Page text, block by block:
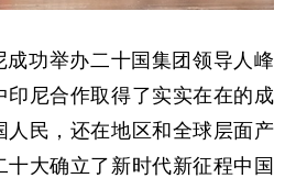
成功举办二十国集团领导人峰
印尼合作取得了实实在在的成
人民，还在地区和全球层面产
大确立了新时代新征程中国